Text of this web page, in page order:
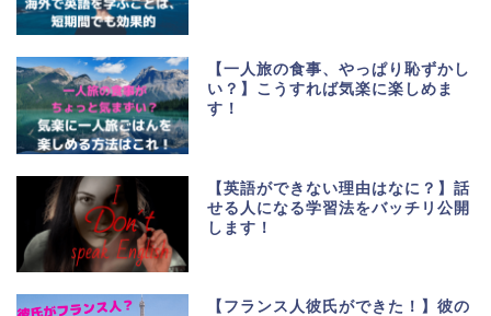
【一人旅の食事、やっぱり恥ずかし
い？】こうすれば気楽に楽しめま
す！
【英語ができない理由はなに？】話
せる人になる学習法をバッチリ公開
します！
【フランス人彼氏ができた！】彼の